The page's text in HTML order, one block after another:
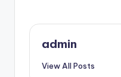
admin
View All Posts